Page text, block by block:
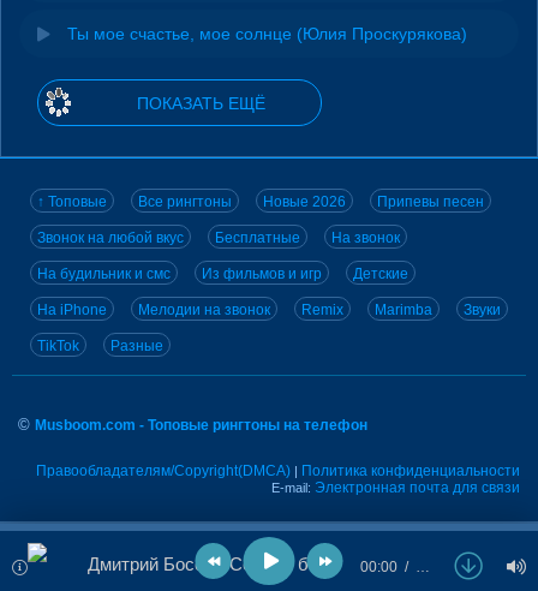
Ты мое счастье, мое солнце (Юлия Проскурякова)
ПОКАЗАТЬ ЕЩЁ
↑ Топовые Все рингтоны Новые 2026 Припевы песен
Звонок на любой вкус Бесплатные На звонок
На будильник и смс Из фильмов и игр Детские
На iPhone Мелодии на звонок Remix Marimba Звуки
TikTok Разные
© Musboom.com - Топовые рингтоны на телефон
Правообладателям/Copyright(DMCA) | Политика конфиденциальности
E-mail: Электронная почта для связи
Дмитрий Босой - Сердце бьётся 00:00 …